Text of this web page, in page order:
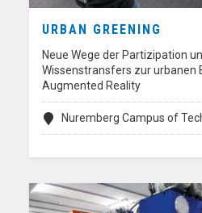
URBAN GREENING
Neue Wege der Partizipation
Wissenstransfers zur urbanen
Augmented Reality
Nuremberg Campus of